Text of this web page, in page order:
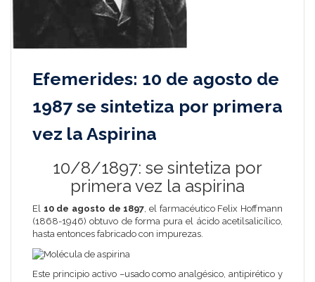
Efemerides: 10 de agosto de
1987 se sintetiza por primera
vez la Aspirina
10/8/1897: se sintetiza por
primera vez la aspirina
El 10 de agosto de 1897 , el farmacéutico Felix Hoffmann
(1868-1946) obtuvo de forma pura el ácido acetilsalicílico
hasta entonces fabricado con impurezas.
Este principio activo –usado como analgésico, antipirético y